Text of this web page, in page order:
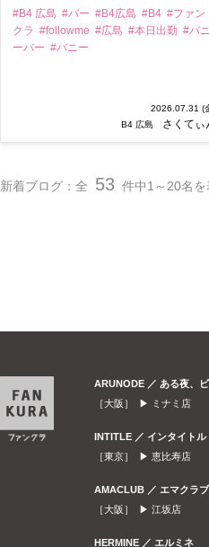
#B4 広島 #バー #B4広島 #B4 #ファン
クラ #followme #広島 #本日出勤 #バニ
ーバー #バニー
2026.07.31 (
B4 広島
さくてぃ
新着ブログ：全 53 件中1～20名を
ARUNODE ／ ある夜、
［大阪］ ▶
ミナミ店
INTITLE ／ インタイトル
［東京］ ▶ 恵比寿店
AMACLUB ／ エマクラブ
［大阪］ ▶ 江坂店
HERMINE ／ エルミネ